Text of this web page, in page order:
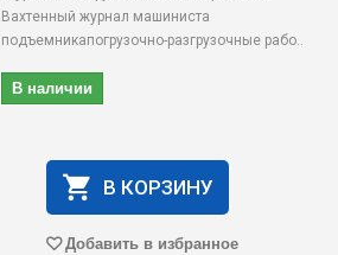
Вахтенный журнал машиниста
подъемникапогрузочно-разгрузочные рабо..
В наличии
В КОРЗИНУ
Добавить в избранное